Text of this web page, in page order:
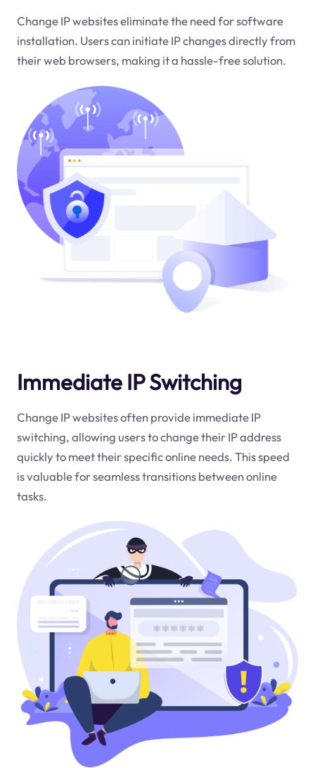
Change IP websites eliminate the need for software
installation. Users can initiate IP changes directly from
their web browsers, making it a hassle-free solution.
Immediate IP Switching
Change IP websites often provide immediate IP
switching, allowing users to change their IP address
quickly to meet their specific online needs. This speed
is valuable for seamless transitions between online
tasks.